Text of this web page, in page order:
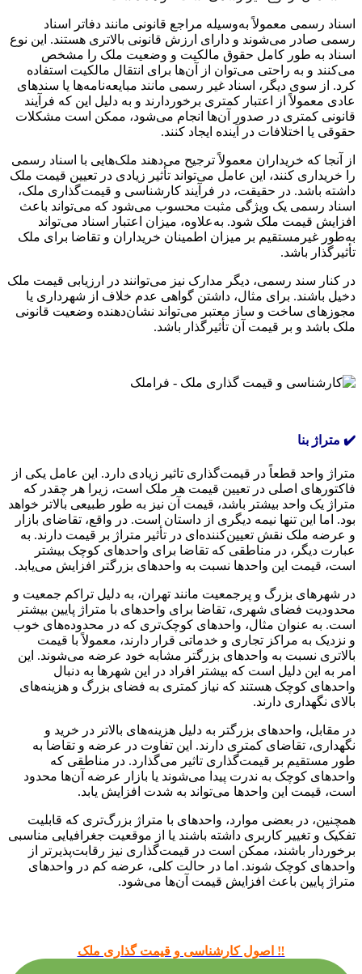
اسناد رسمی معمولاً به‌وسیله مراجع قانونی مانند دفاتر اسناد
رسمی صادر می‌شوند و دارای ارزش قانونی بالاتری هستند. این نوع
اسناد به طور کامل حقوق مالکیت و وضعیت ملک را مشخص
می‌کنند و به راحتی می‌توان از آن‌ها برای انتقال مالکیت استفاده
کرد. از سوی دیگر، اسناد غیر رسمی مانند مبایعه‌نامه‌ها یا سندهای
عادی معمولاً از اعتبار کمتری برخوردارند و به دلیل این که فرآیند
قانونی کمتری در صدور آن‌ها انجام می‌شود، ممکن است مشکلات
حقوقی یا اختلافات در آینده ایجاد کنند.
از آنجا که خریداران معمولاً ترجیح می‌دهند ملک‌هایی با اسناد رسمی
را خریداری کنند، این عامل می‌تواند تأثیر زیادی در تعیین قیمت ملک
داشته باشد. در حقیقت، در فرآیند کارشناسی و قیمت‌گذاری ملک،
اسناد رسمی یک ویژگی مثبت محسوب می‌شود که می‌تواند باعث
افزایش قیمت ملک شود. به‌علاوه، میزان اعتبار اسناد می‌تواند
به‌طور غیرمستقیم بر میزان اطمینان خریداران و تقاضا برای ملک
تأثیرگذار باشد.
در کنار سند رسمی، دیگر مدارک نیز می‌توانند در ارزیابی قیمت ملک
دخیل باشند. برای مثال، داشتن گواهی عدم خلاف از شهرداری یا
مجوزهای ساخت و ساز معتبر می‌تواند نشان‌دهنده وضعیت قانونی
ملک باشد و بر قیمت آن تأثیرگذار باشد.
✔️ متراژ بنا
متراژ واحد قطعاً در قیمت‌گذاری تاثیر زیادی دارد. این عامل یکی از
فاکتورهای اصلی در تعیین قیمت هر ملک است، زیرا هر چقدر که
متراژ یک واحد بیشتر باشد، قیمت آن نیز به طور طبیعی بالاتر خواهد
بود. اما این تنها نیمه‌ دیگری از داستان است. در واقع، تقاضای بازار
و عرضه ملک نقش تعیین‌کننده‌ای در تأثیر متراژ بر قیمت دارند. به
عبارت دیگر، در مناطقی که تقاضا برای واحدهای کوچک بیشتر
است، قیمت این واحدها نسبت به واحدهای بزرگتر افزایش می‌یابد.
در شهرهای بزرگ و پرجمعیت مانند تهران، به دلیل تراکم جمعیت و
محدودیت فضای شهری، تقاضا برای واحدهای با متراژ پایین بیشتر
است. به عنوان مثال، واحدهای کوچک‌تری که در محدوده‌های خوب
و نزدیک به مراکز تجاری و خدماتی قرار دارند، معمولاً با قیمت
بالاتری نسبت به واحدهای بزرگتر مشابه خود عرضه می‌شوند. این
امر به این دلیل است که بیشتر افراد در این شهرها به دنبال
واحدهای کوچک هستند که نیاز کمتری به فضای بزرگ و هزینه‌های
بالای نگهداری دارند.
در مقابل، واحدهای بزرگتر به دلیل هزینه‌های بالاتر در خرید و
نگهداری، تقاضای کمتری دارند. این تفاوت در عرضه و تقاضا به
طور مستقیم بر قیمت‌گذاری تاثیر می‌گذارد. در مناطقی که
واحدهای کوچک به ندرت پیدا می‌شوند یا بازار عرضه آن‌ها محدود
است، قیمت این واحدها می‌تواند به شدت افزایش یابد.
همچنین، در بعضی موارد، واحدهای با متراژ بزرگ‌تری که قابلیت
تفکیک و تغییر کاربری داشته باشند یا از موقعیت جغرافیایی مناسبی
برخوردار باشند، ممکن است در قیمت‌گذاری نیز رقابت‌پذیرتر از
واحدهای کوچک شوند. اما در حالت کلی، عرضه کم در واحدهای
متراژ پایین باعث افزایش قیمت آن‌ها می‌شود.
‼️ اصول کارشناسی و قیمت گذاری ملک